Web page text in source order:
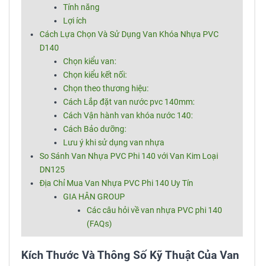
Tính năng
Lợi ích
Cách Lựa Chọn Và Sử Dụng Van Khóa Nhựa PVC
D140
Chọn kiểu van:
Chọn kiểu kết nối:
Chọn theo thương hiệu:
Cách Lắp đặt van nước pvc 140mm:
Cách Vận hành van khóa nước 140:
Cách Bảo dưỡng:
Lưu ý khi sử dụng van nhựa
So Sánh Van Nhựa PVC Phi 140 với Van Kim Loại
DN125
Địa Chỉ Mua Van Nhựa PVC Phi 140 Uy Tín
GIA HÂN GROUP
Các câu hỏi về van nhựa PVC phi 140
(FAQs)
Kích Thước Và Thông Số Kỹ Thuật Của Van